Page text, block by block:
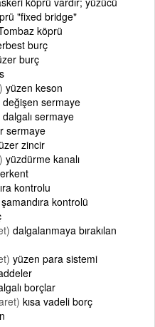
"fixed bridge"
köprü
burç
burç
yüzen keson
değişen sermaye
dalgalı sermaye
sermaye
zincir
yüzdürme kanalı
kontrolu
şamandıra kontrolü
dalgalanmaya bırakılan
yüzen para sistemi
borçlar
kısa vadeli borç